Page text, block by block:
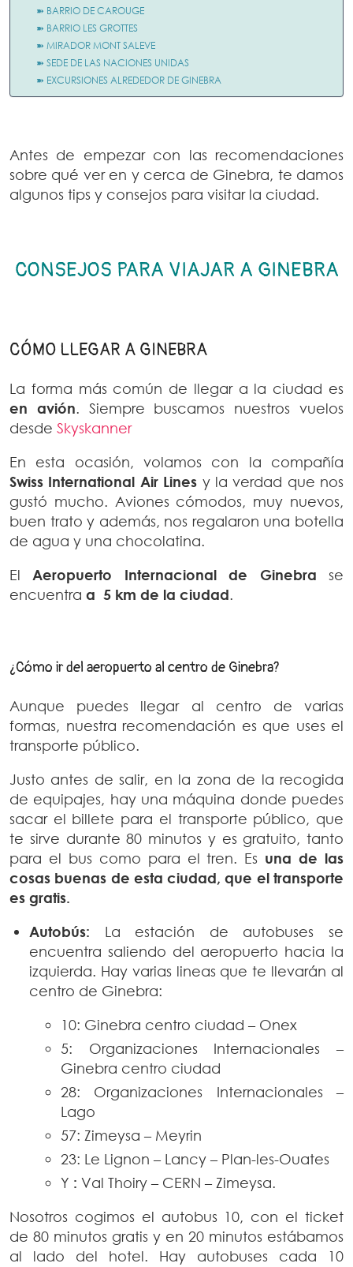
➽ BARRIO DE CAROUGE
➽ BARRIO LES GROTTES
➽ MIRADOR MONT SALEVE
➽ SEDE DE LAS NACIONES UNIDAS
➽ EXCURSIONES ALREDEDOR DE GINEBRA
Antes de empezar con las recomendaciones
sobre qué ver en y cerca de Ginebra, te damos
algunos tips y consejos para visitar la ciudad.
CONSEJOS PARA VIAJAR A GINEBRA
CÓMO LLEGAR A GINEBRA
La forma más común de llegar a la ciudad es
en avión. Siempre buscamos nuestros vuelos
desde Skyskanner
En esta ocasión, volamos con la compañía
Swiss International Air Lines y la verdad que nos
gustó mucho. Aviones cómodos, muy nuevos,
buen trato y además, nos regalaron una botella
de agua y una chocolatina.
El Aeropuerto Internacional de Ginebra se
encuentra a 5 km de la ciudad.
¿Cómo ir del aeropuerto al centro de Ginebra?
Aunque puedes llegar al centro de varias
formas, nuestra recomendación es que uses el
transporte público.
Justo antes de salir, en la zona de la recogida
de equipajes, hay una máquina donde puedes
sacar el billete para el transporte público, que
te sirve durante 80 minutos y es gratuito, tanto
para el bus como para el tren. Es una de las
cosas buenas de esta ciudad, que el transporte
es gratis.
Autobús: La estación de autobuses se
encuentra saliendo del aeropuerto hacia la
izquierda. Hay varias lineas que te llevarán al
centro de Ginebra:
10: Ginebra centro ciudad – Onex
5: Organizaciones Internacionales –
Ginebra centro ciudad
28: Organizaciones Internacionales –
Lago
57: Zimeysa – Meyrin
23: Le Lignon – Lancy – Plan-les-Ouates
Y : Val Thoiry – CERN – Zimeysa.
Nosotros cogimos el autobus 10, con el ticket
de 80 minutos gratis y en 20 minutos estábamos
al lado del hotel. Hay autobuses cada 10